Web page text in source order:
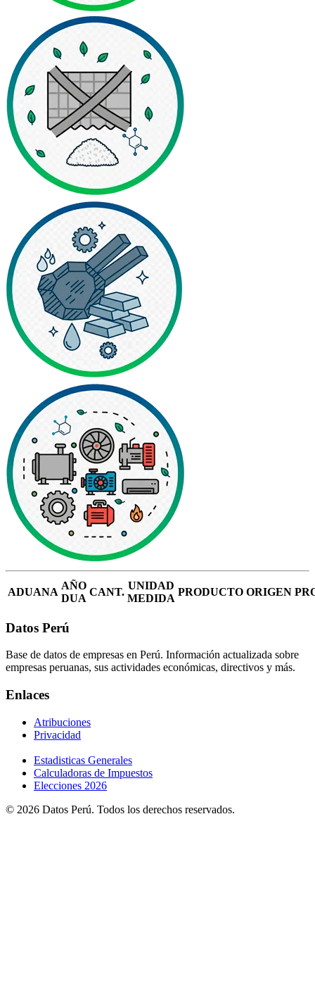
ADUANA
AÑO
DUA
CANT.
UNIDAD
MEDIDA
PRODUCTO ORIGEN
Datos Perú
Base de datos de empresas en Perú. Información actualizada sobre
empresas peruanas, sus actividades económicas, directivos y más.
Enlaces
Atribuciones
Privacidad
Estadisticas Generales
Calculadoras de Impuestos
Elecciones 2026
© 2026 Datos Perú. Todos los derechos reservados.